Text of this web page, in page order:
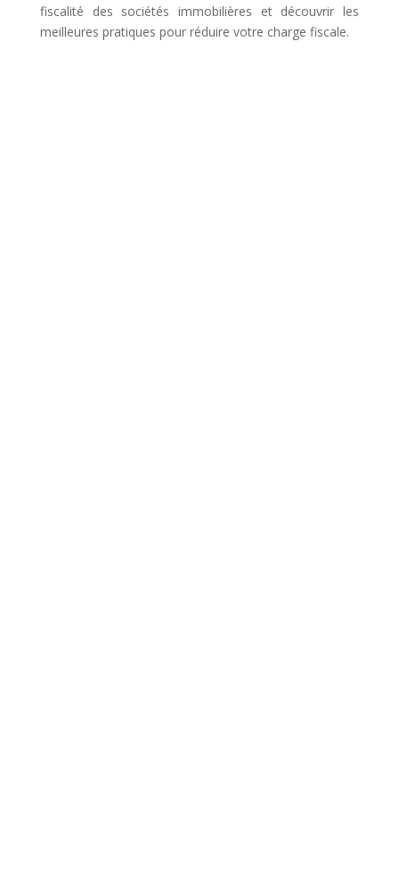
fiscalité des sociétés immobilières et découvrir les
meilleures pratiques pour réduire votre charge fiscale.